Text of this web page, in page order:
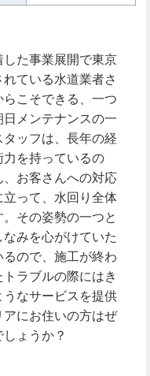
た事業展開で東京
ている水道業者さ
こそできる、一つ
メンテナンスの一
ッフは、長年の経
を持っているの
お客さんへの対応
って、水回り全体
その姿勢の一つと
みを心がけていた
ので、施工が終わ
ラブルの際にはき
なサービスを提供
にお住いの方はぜ
ょうか？